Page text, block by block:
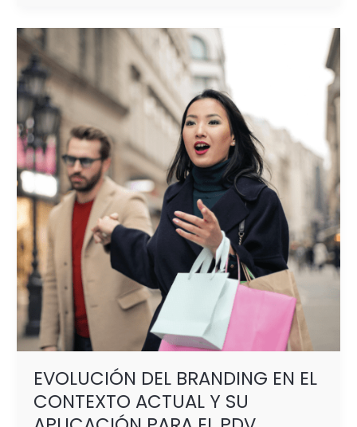
EVOLUCIÓN DEL BRANDING EN EL
CONTEXTO ACTUAL Y SU
EVOLUCIÓN
DEL
BRANDING
EN
EL
CONTEXTO
ACTUAL
Y
SU
APLICACIÓN
PARA
EL
PDV